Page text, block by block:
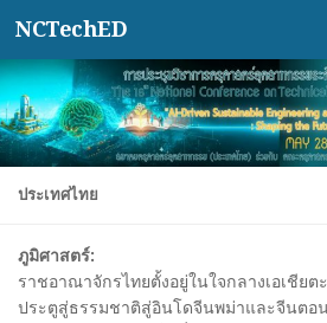
Skip to content
NCTechED
ประเทศไทย
ภูมิศาสตร์:
ราชอาณาจักรไทยตั้งอยู่ในใจกลางเอเชียต
ประตูสู่ธรรมชาติสู่อินโดจีนพม่าและจีนตอ